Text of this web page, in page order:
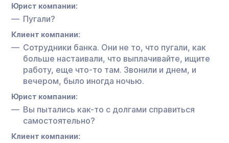
Юрист компании:
Пугали?
Клиент компании:
Сотрудники банка. Они не то, что пугали, как
больше настаивали, что выплачивайте, ищите
работу, еще что-то там. Звонили и днем, и
вечером, было иногда ночью.
Юрист компании:
Вы пытались как-то с долгами справиться
самостоятельно?
Клиент компании: